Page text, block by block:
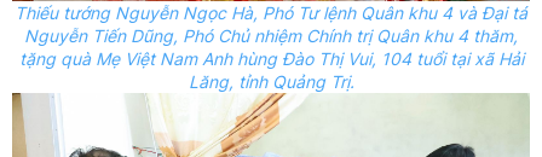
Thiếutướng Nguyễn Ngọc Hà, Phó Tư lệnh Quân khu 4 và Đại tá
Nguyễn Tiến Dũng, Phó Chủ nhiệm Chính trị Quân khu 4 thăm,
tặng quà Mẹ Việt Nam Anh hùng Đào Thị Vui, 104 tuổi tại xã Hải
Lăng, tỉnh Quảng Trị.